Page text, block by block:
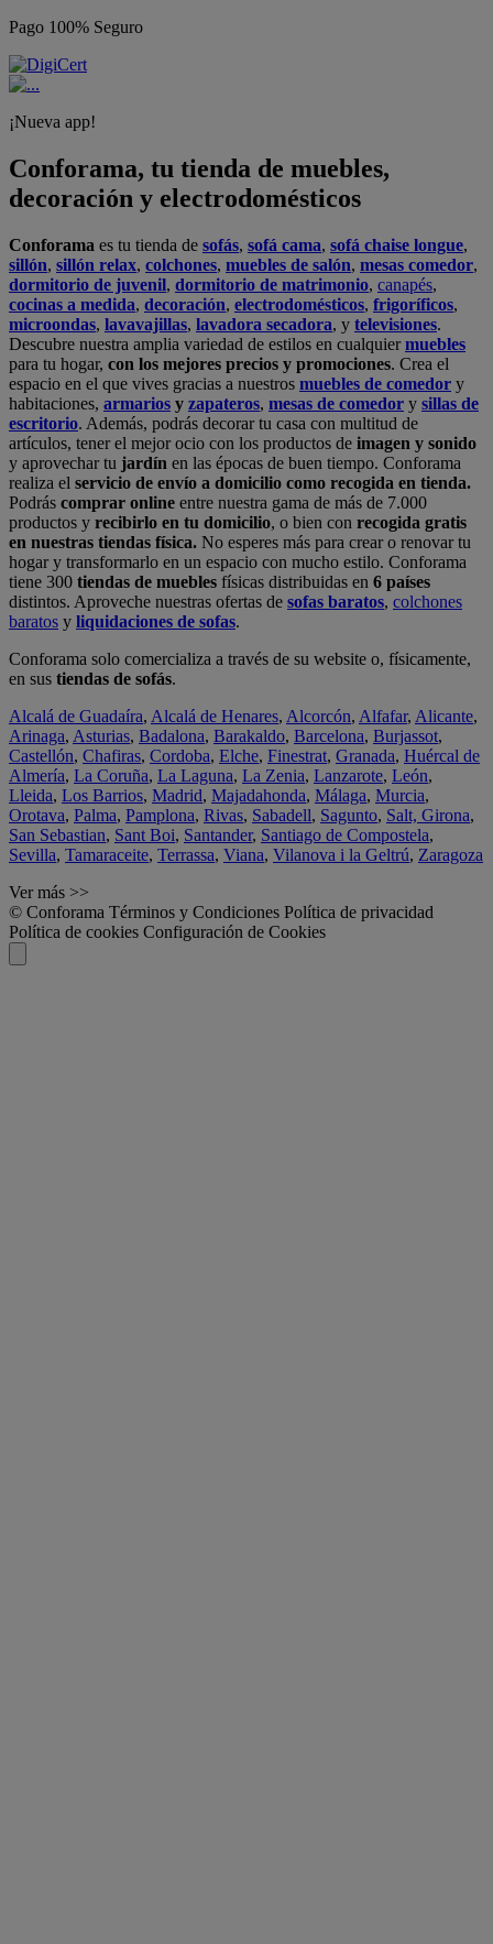
Pago 100% Seguro
¡Nueva app!
Conforama, tu tienda de muebles,
decoración y electrodomésticos
Conforama es tu tienda de sofás, sofá cama, sofá chaise longue,
sillón, sillón relax, colchones, muebles de salón, mesas comedor,
dormitorio de juvenil, dormitorio de matrimonio, canapés,
cocinas a medida, decoración, electrodomésticos, frigoríficos,
microondas, lavavajillas, lavadora secadora, y televisiones.
Descubre nuestra amplia variedad de estilos en cualquiermuebles
para tu hogar, con los mejores precios y promociones. Crea el
espacio en el que vives gracias a nuestros muebles de comedor y
habitaciones, armarios y zapateros, mesas de comedor y sillas de
escritorio. Además, podrás decorar tu casa con multitud de
artículos, tener el mejor ocio con los productos de imagen y sonido
y aprovechar tu jardín en las épocas de buen tiempo. Conforama
realiza el servicio de envío a domicilio como recogida en tienda.
Podrás comprar online entre nuestra gama de más de 7.000
productos y recibirlo en tu domicilio, o bien con recogida gratis
en nuestras tiendas física. No esperes más para crear o renovar tu
hogar y transformarlo en un espacio con mucho estilo. Conforama
tiene 300 tiendas de muebles físicas distribuidas en 6 países
distintos. Aproveche nuestras ofertas de sofas baratos, colchones
baratos y liquidaciones de sofas.
Conforama solo comercializa a través de su website o, físicamente,
en sus tiendas de sofás.
Alcalá de Guadaíra, Alcalá de Henares, Alcorcón, Alfafar, Alicante,
Arinaga, Asturias, Badalona, Barakaldo, Barcelona, Burjassot,
Castellón, Chafiras, Cordoba, Elche, Finestrat, Granada, Huércal de
Almería, La Coruña, La Laguna, La Zenia, Lanzarote, León,
Lleida, Los Barrios, Madrid, Majadahonda, Málaga, Murcia,
Orotava, Palma, Pamplona, Rivas, Sabadell, Sagunto, Salt, Girona,
San Sebastian, Sant Boi, Santander, Santiago de Compostela,
Sevilla, Tamaraceite, Terrassa, Viana, Vilanova i la Geltrú, Zaragoza
Ver más >>
© Conforama Términos y Condiciones Política de privacidad
Política de cookies Configuración de Cookies